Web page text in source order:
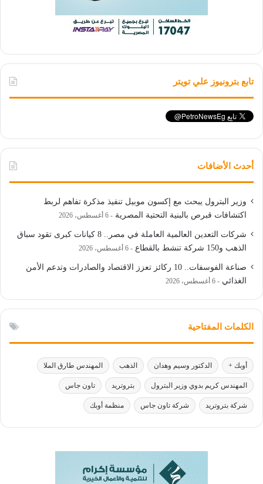
تابع بترونيوز علي تويتر
أحدث الأضافات
وزير البترول يبحث مع إكسون موبيل تنفيذ مذكرة تفاهم لربط
اكتشافات قبرص بالبنية التحتية المصرية
6 أغسطس، 2026
شركات التعدين العالمية العاملة في مصر.. 8 كيانات كبرى تقود سباق
الذهب و150 شركة تنشط بالقطاع
6 أغسطس، 2026
صناعة الفوسفات.. 10 ركائز تعزز الاقتصاد والصادرات وتدعم الأمن
الغذائي
6 أغسطس، 2026
الكلمات المفتاحية
أوبك + الدكتور وسيم وهدان الذهب المهندس طارق الملا
المهندس كريم بدوي وزير البترول بتروتريد تاون جاس
شركة بتروتريد شركة تاون جاس منظمة أوبك